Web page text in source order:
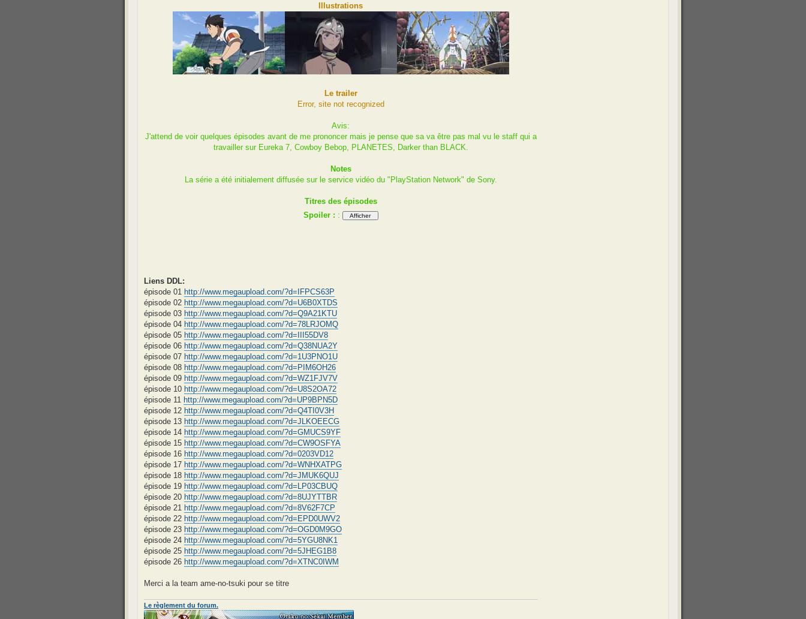
Illustrations
Le trailer
Error, site not recognized
Avis:
J'attend de voir quelques épisodes avant de me prononcer mais je pense que sa va être pas mal vu le staff qui a
travailler sur Eureka 7, Cowboy Bebop, PLANETES, Darker than BLACK.
Notes
La série a été initialement diffusée sur le service vidéo du "PlayStation Network" de Sony.
Titres des épisodes
Spoiler : :
Liens DDL:
épisode 01 http://www.megaupload.com/?d=IFPCS63P
épisode 02 http://www.megaupload.com/?d=U6B0XTDS
épisode 03 http://www.megaupload.com/?d=Q9A21KTU
épisode 04 http://www.megaupload.com/?d=78LRJOMQ
épisode 05 http://www.megaupload.com/?d=III55DV8
épisode 06 http://www.megaupload.com/?d=Q38NUA2Y
épisode 07 http://www.megaupload.com/?d=1U3PNO1U
épisode 08 http://www.megaupload.com/?d=PIM6OH26
épisode 09 http://www.megaupload.com/?d=WZ1FJV7V
épisode 10 http://www.megaupload.com/?d=U8S2OA72
épisode 11 http://www.megaupload.com/?d=UP9BPN5D
épisode 12 http://www.megaupload.com/?d=Q4TI0V3H
épisode 13 http://www.megaupload.com/?d=JLKOEECG
épisode 14 http://www.megaupload.com/?d=GMUCS9YF
épisode 15 http://www.megaupload.com/?d=CW9OSFYA
épisode 16 http://www.megaupload.com/?d=0203VD12
épisode 17 http://www.megaupload.com/?d=WNHXATPG
épisode 18 http://www.megaupload.com/?d=JMUK6QUJ
épisode 19 http://www.megaupload.com/?d=LP03CBUQ
épisode 20 http://www.megaupload.com/?d=8UJYTTBR
épisode 21 http://www.megaupload.com/?d=8V62F7CP
épisode 22 http://www.megaupload.com/?d=EPD0UWV2
épisode 23 http://www.megaupload.com/?d=OGD0M9GO
épisode 24 http://www.megaupload.com/?d=5YGU8NK1
épisode 25 http://www.megaupload.com/?d=5JHEG1B8
épisode 26 http://www.megaupload.com/?d=XTNC0IWM
Merci a la team ame-no-tsuki pour se titre
Le règlement du forum.